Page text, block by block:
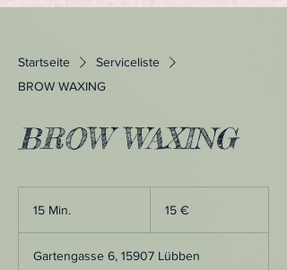
Startseite
Serviceliste
BROW WAXING
BROW WAXING
15 Min.
i
15 €
Gartengasse 6, 15907 Lübben